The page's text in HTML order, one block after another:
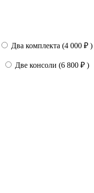
Два комплекта (4 000 ₽ )
Две консоли (6 800 ₽ )